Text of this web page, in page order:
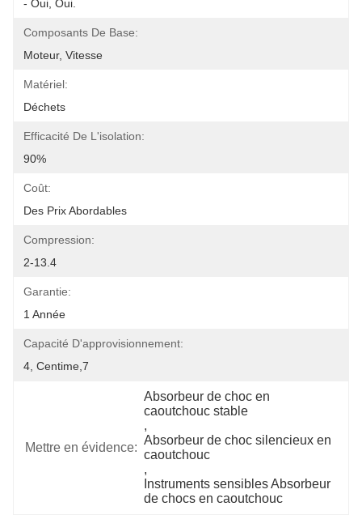
- Oui, Oui.
Composants De Base:
Moteur, Vitesse
Matériel:
Déchets
Efficacité De L'isolation:
90%
Coût:
Des Prix Abordables
Compression:
2-13.4
Garantie:
1 Année
Capacité D'approvisionnement:
4, Centime,7
Mettre en évidence:
Absorbeur de choc en
caoutchouc stable
,
Absorbeur de choc silencieux en
caoutchouc
,
Instruments sensibles Absorbeur
de chocs en caoutchouc